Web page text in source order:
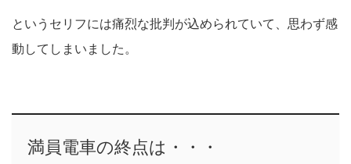
というセリフには痛烈な批判が込められていて、思わず感
動してしまいました。
満員電車の終点は・・・